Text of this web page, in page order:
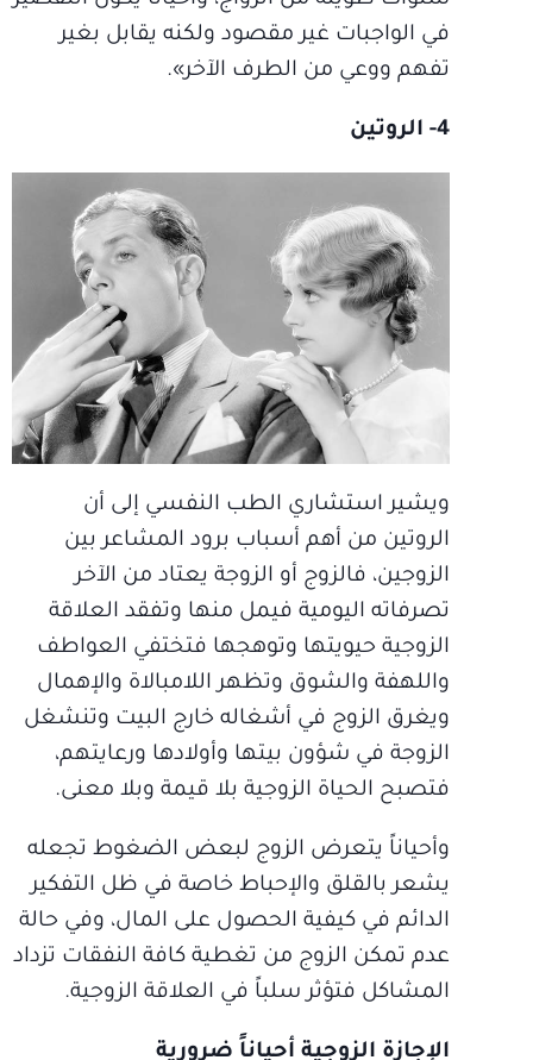
في الواجبات غير مقصود ولكنه يقابل بغير
تفهم ووعي من الطرف الآخر».
4- الروتين
ويشير استشاري الطب النفسي إلى أن
الروتين من أهم أسباب برود المشاعر بين
الزوجين، فالزوج أو الزوجة يعتاد من الآخر
تصرفاته اليومية فيمل منها وتفقد العلاقة
الزوجية حيويتها وتوهجها فتختفي العواطف
واللهفة والشوق وتظهر اللامبالاة والإهمال
ويغرق الزوج في أشغاله خارج البيت وتنشغل
الزوجة في شؤون بيتها وأولادها ورعايتهم،
فتصبح الحياة الزوجية بلا قيمة وبلا معنى.
وأحياناً يتعرض الزوج لبعض الضغوط تجعله
يشعر بالقلق والإحباط خاصة في ظل التفكير
الدائم في كيفية الحصول على المال، وفي حالة
عدم تمكن الزوج من تغطية كافة النفقات تزداد
المشاكل فتؤثر سلباً في العلاقة الزوجية.
الإجازة الزوجية أحياناً ضرورية